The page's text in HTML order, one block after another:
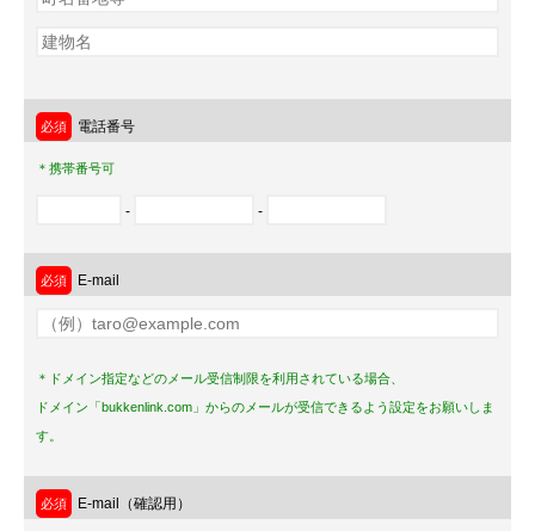
電話番号
＊携帯番号可
- -
E-mail
＊ドメイン指定などのメール受信制限を利用されている場合、
ドメイン「bukkenlink.com」からのメールが受信できるよう設定をお願いしま
す。
E-mail（確認用）